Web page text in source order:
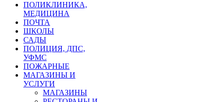
ПОЛИКЛИНИКА,
МЕДИЦИНА
ПОЧТА
ШКОЛЫ
САДЫ
ПОЛИЦИЯ, ДПС,
УФМС
ПОЖАРНЫЕ
МАГАЗИНЫ И
УСЛУГИ
МАГАЗИНЫ